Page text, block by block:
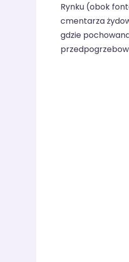
Rynku (obok
cmentarza
gdzie